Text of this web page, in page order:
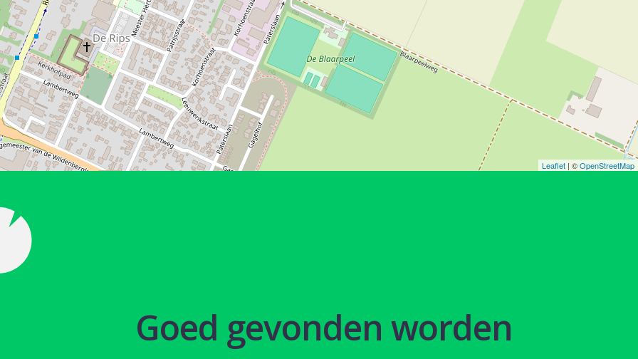
Leaflet | ©OpenStreetMap
Goed gevonden worden